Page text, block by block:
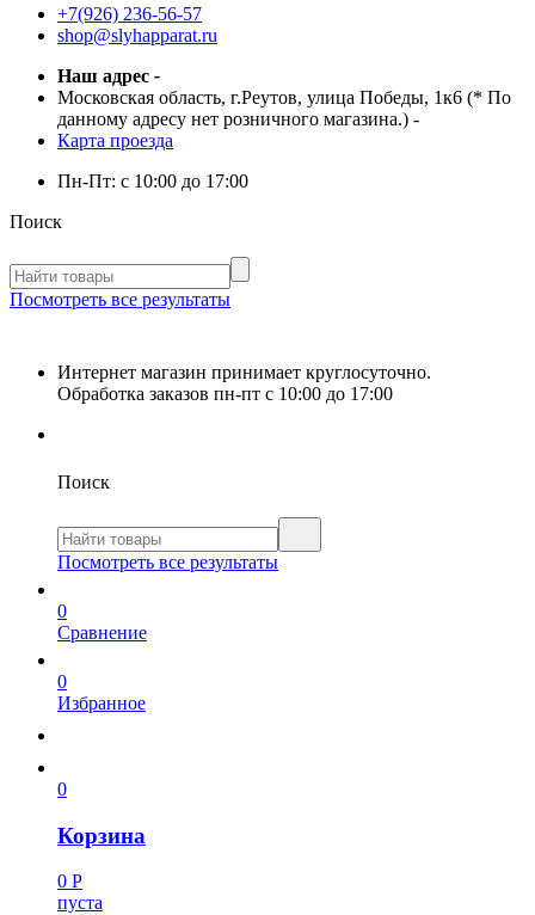
+7(926) 236-56-57
shop@slyhapparat.ru
Наш адрес -
Московская область, г.Реутов, улица Победы, 1к6 (* По
данному адресу нет розничного магазина.) -
Карта проезда
Пн-Пт: с 10:00 до 17:00
Поиск
Посмотреть все результаты
Интернет магазин принимает круглосуточно.
Обработка заказов пн-пт с 10:00 до 17:00
Поиск
Посмотреть все результаты
0
Сравнение
0
Избранное
0
Корзина
0 Р
пуста